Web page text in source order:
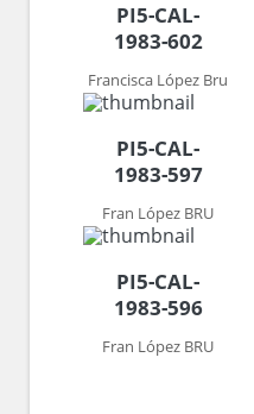
PI5-CAL-
1983-602
Francisca López Bru
PI5-CAL-
1983-597
Fran López BRU
PI5-CAL-
1983-596
Fran López BRU